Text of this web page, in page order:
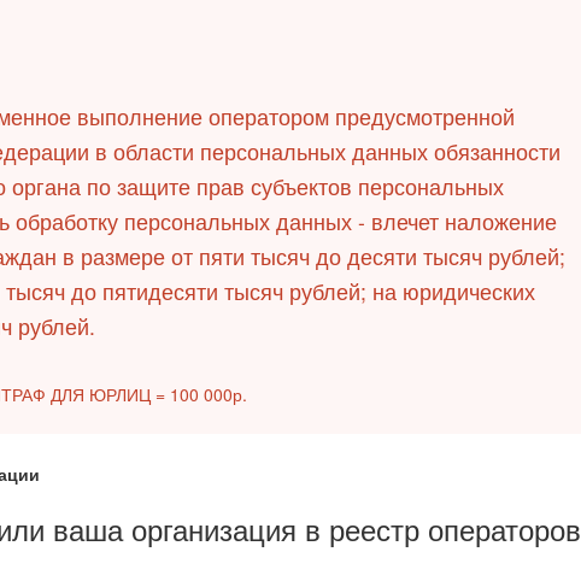
выполнение оператором предусмотренной
в области персональных данных обязанности
по защите прав субъектов персональных
персональных данных - влечет наложение
в размере от пяти тысяч до десяти тысяч рублей;
до пятидесяти тысяч рублей; на юридических
рублей.
ДЛЯ ЮРЛИЦ = 100 000р.
ваша организация в реестр операторов